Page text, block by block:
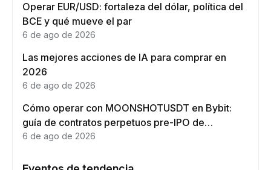
Operar EUR/USD: fortaleza del dólar, política del
BCE y qué mueve el par
6 de ago de 2026
Las mejores acciones de IA para comprar en
2026
6 de ago de 2026
Cómo operar con MOONSHOTUSDT en Bybit:
guía de contratos perpetuos pre-IPO de
Moonshot AI
6 de ago de 2026